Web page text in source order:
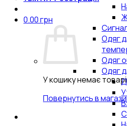
0.00грн
У кошику немає
Повернутись в
Одяг
Одяг
Одяг